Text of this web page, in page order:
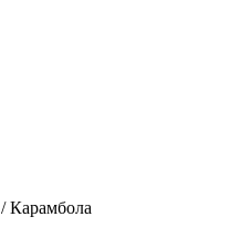
/ Карамбола